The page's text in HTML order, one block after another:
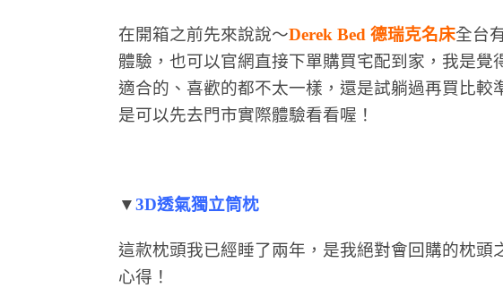
在開箱之前先來說說～Derek Bed 德瑞克名床全台
體驗，也可以官網直接下單購買宅配到家，我是覺
適合的、喜歡的都不太一樣，還是試躺過再買比較
是可以先去門市實際體驗看看喔！
▼3D透氣獨立筒枕
這款枕頭我已經睡了兩年，是我絕對會回購的枕頭
心得！